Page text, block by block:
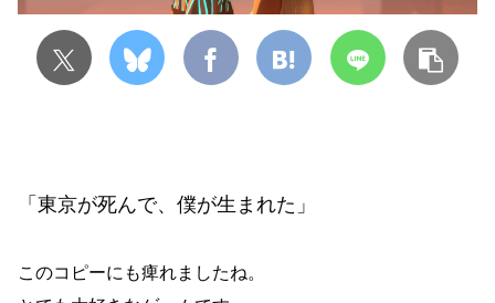
「東京が死んで、僕が生まれた」
このコピーにも痺れましたね。